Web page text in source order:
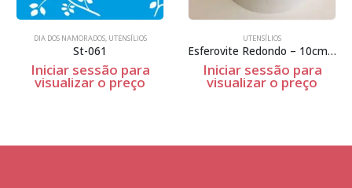
UTENSÍLIOS
para
o preço
Esferovite Redondo – 10cm Espessura
Iniciar sessão para
visualizar o preço
Iniciar